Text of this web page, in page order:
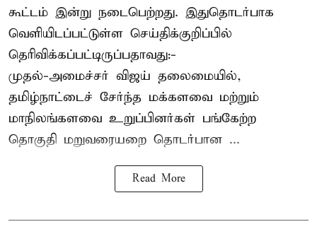
கூட்டம் இன்று நடைபெற்றது. இதுதொடர்பாக
வெளியிடப்பட்டுள்ள செய்திக்குறிப்பில்
தெரிவிக்கப்பட்டிருப்பதாவது:-
முதல்-அமைச்சர் விஜய் தலைமையில்,
தமிழ்நாட்டைச் சேர்ந்த மக்களவை மற்றும்
மாநிலங்களவை உறுப்பினர்கள் பங்கேற்ற
தொகுதி மறுவரையறை தொடர்பான ...
Read More